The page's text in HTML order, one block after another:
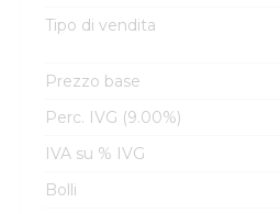
Tipo di vendita
Prezzo base
Perc. IVG (9.00%)
IVA su % IVG
Bolli